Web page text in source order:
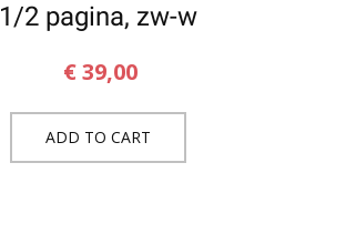
1/2 pagina, zw-w
€39,00
ADD TO CART